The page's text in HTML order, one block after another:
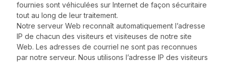
fournies sont véhiculées sur Internet de façon sécuritaire
tout au long de leur traitement.
Notre serveur Web reconnaît automatiquement l’adresse
IP de chacun des visiteurs et visiteuses de notre site
Web. Les adresses de courriel ne sont pas reconnues
par notre serveur. Nous utilisons l’adresse IP des visiteurs